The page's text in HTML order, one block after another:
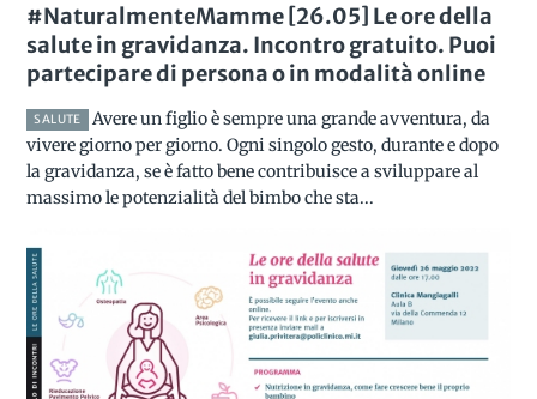
#NaturalmenteMamme [26.05] Le ore della
salute in gravidanza. Incontro gratuito. Puoi
partecipare di persona o in modalità online
SALUTE
Avere un figlio è sempre una grande avventura, da
vivere giorno per giorno. Ogni singolo gesto, durante e dopo
la gravidanza, se è fatto bene contribuisce a sviluppare al
massimo le potenzialità del bimbo che sta...